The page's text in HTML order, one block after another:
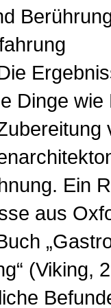
Dinge wie
Ein
aus
(Viking,